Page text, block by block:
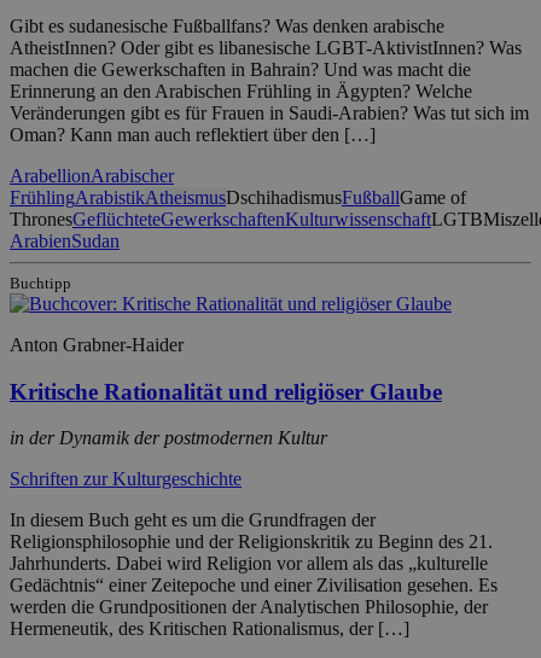
Gibt es sudanesische Fußballfans? Was denken arabische
AtheistInnen? Oder gibt es libanesische LGBT-AktivistInnen? Was
machen die Gewerkschaften in Bahrain? Und was macht die
Erinnerung an den Arabischen Frühling in Ägypten? Welche
Veränderungen gibt es für Frauen in Saudi-Arabien? Was tut sich im
Oman? Kann man auch reflektiert über den […]
ArabellionArabischer
FrühlingArabistikAtheismusDschihadismusFußballGame of
ThronesGeflüchteteGewerkschaftenKulturwissenschaftLGTB
ArabienSudan
Buchtipp
Anton Grabner-Haider
Kritische Rationalität und religiöser Glaube
in der Dynamik der postmodernen Kultur
Schriften zur Kulturgeschichte
In diesem Buch geht es um die Grundfragen der
Religionsphilosophie und der Religionskritik zu Beginn des 21.
Jahrhunderts. Dabei wird Religion vor allem als das „kulturelle
Gedächtnis“ einer Zeitepoche und einer Zivilisation gesehen. Es
werden die Grundpositionen der Analytischen Philosophie, der
Hermeneutik, des Kritischen Rationalismus, der […]